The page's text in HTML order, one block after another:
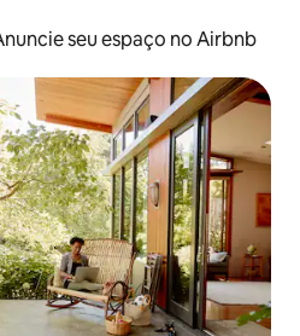
seu espaço no Airbnb